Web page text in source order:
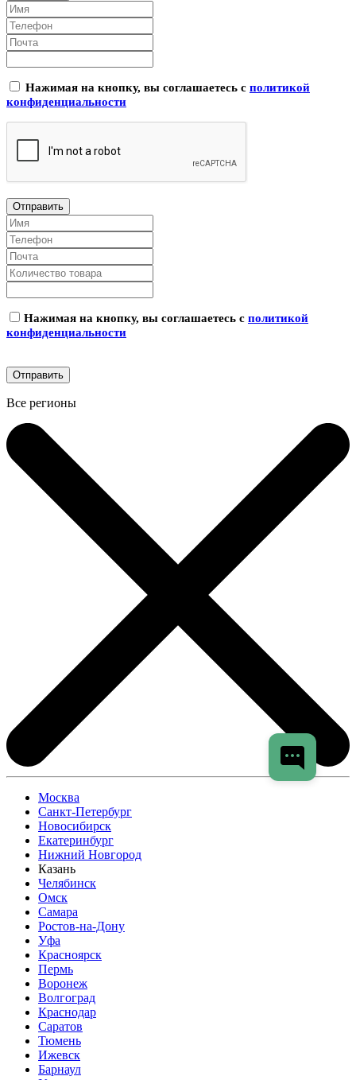
Нажимая на кнопку, вы соглашаетесь с политикой
конфиденциальности
Нажимая на кнопку, вы соглашаетесь с политикой
конфиденциальности
Все регионы
Москва
Санкт-Петербург
Новосибирск
Екатеринбург
Нижний Новгород
Казань
Челябинск
Омск
Самара
Ростов-на-Дону
Уфа
Красноярск
Пермь
Воронеж
Волгоград
Краснодар
Саратов
Тюмень
Ижевск
Барнаул